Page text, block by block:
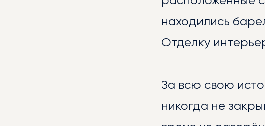
находились
Отделку
За всю свою
никогда не